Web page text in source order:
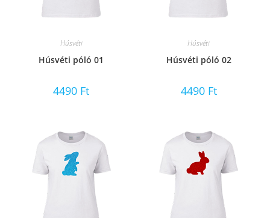
Húsvéti
Húsvéti póló 01
4490 Ft
Húsvéti
Húsvéti póló 02
4490 Ft